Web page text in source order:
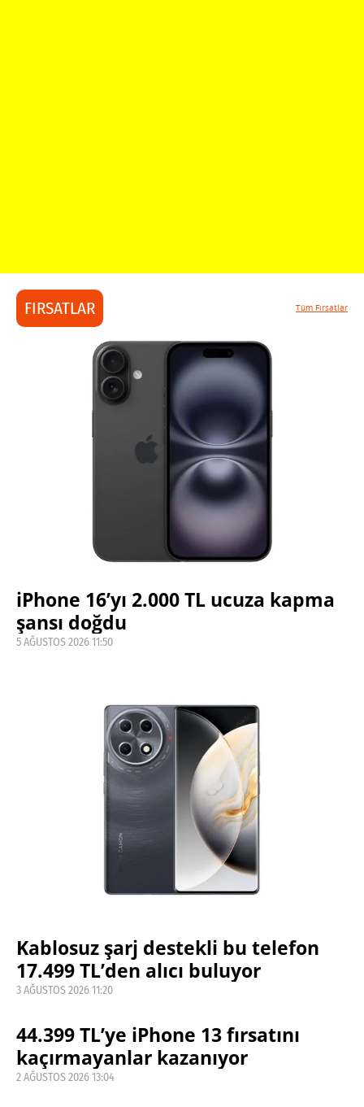
FIRSATLAR Tüm Fırsatlar
iPhone 16’yı 2.000 TL ucuza kapma
şansı doğdu
5 AĞUSTOS 2026 11:50
Kablosuz şarj destekli bu telefon
17.499 TL’den alıcı buluyor
3 AĞUSTOS 2026 11:20
44.399 TL’ye iPhone 13 fırsatını
kaçırmayanlar kazanıyor
2 AĞUSTOS 2026 13:04